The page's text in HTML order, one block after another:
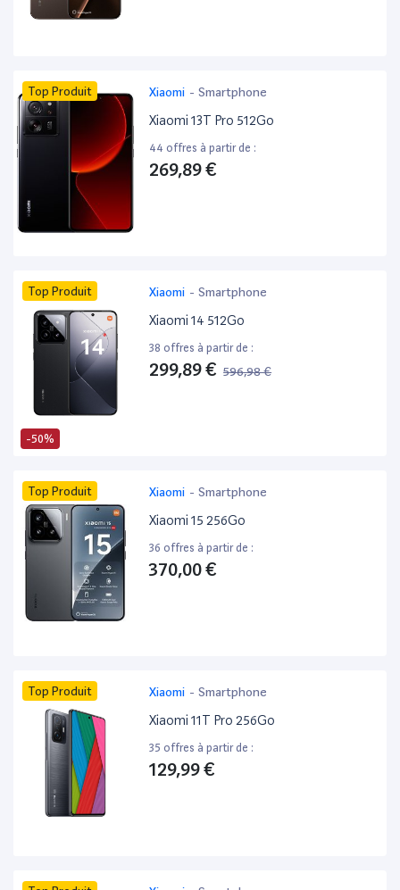
Top Produit Xiaomi - Smartphone
Xiaomi 13T Pro 512Go
44 offres à partir de :
269,89 €
-50%
Top Produit Xiaomi - Smartphone
Xiaomi 14 512Go
38 offres à partir de :
299,89 € 596,98 €
Top Produit Xiaomi - Smartphone
Xiaomi 15 256Go
36 offres à partir de :
370,00 €
Top Produit Xiaomi - Smartphone
Xiaomi 11T Pro 256Go
35 offres à partir de :
129,99 €